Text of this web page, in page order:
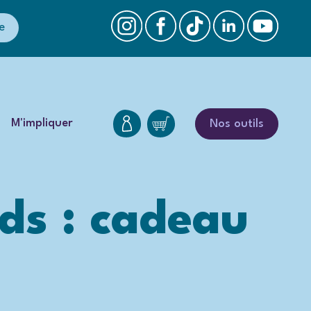
M'impliquer Nos outils
: cadeau